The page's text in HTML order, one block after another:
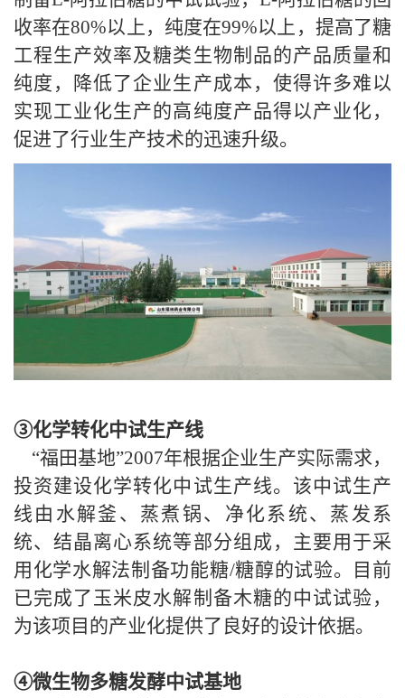
收率在80%以上，纯度在99%以上，提高了糖
工程生产效率及糖类生物制品的产品质量和
纯度 ，降低了企业生产成本，使得许多难以
实现工业化生产的高纯度产品得以产业化，
促进了行业生产技术的迅速升级。
③化学转化中试生产线
“福田基地”2007年根据企业生产实际需求，
投资建设化学转化中试生产线。该中试生产
线由水解釜、蒸煮锅、净化系统、蒸发系
统、结晶离心系统等部分组成，主要用于采
用化学水解法制备功能糖/糖醇的试验。目前
已完成了玉米皮水解制备木糖的中试试验，
为该项目的产业化提供了良好的设计依据。
④微生物多糖发酵中试基地